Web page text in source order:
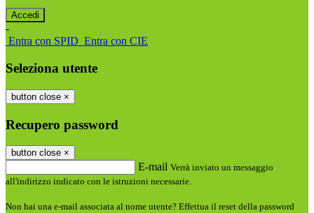
-
Entra con SPID Entra con CIE
Seleziona utente
button close ×
Recupero password
button close ×
E-mail Verrà inviato un messaggio
all'indirizzo indicato con le istruzioni necessarie.
Non hai una e-mail associata al nome utente? Effettua il reset della password